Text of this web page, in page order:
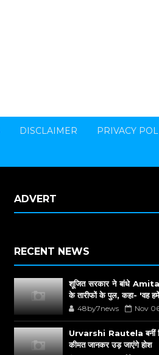
DISCLAIMER PRIVACY
ADVERT
RECENT NEWS
शूजित सरकार ने बांधे
के तारीफों के पुल, कहा- 'वह
48by7news Nov
Urvarshi Rautela बनीं
कीमत जानकर उड़ जाएंगे होश